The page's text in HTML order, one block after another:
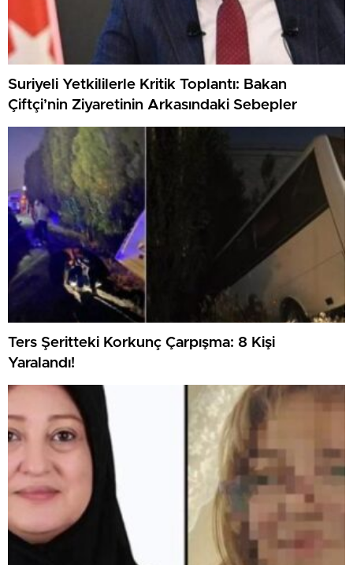
Suriyeli Yetkililerle Kritik Toplantı: Bakan
Çiftçi’nin Ziyaretinin Arkasındaki Sebepler
Ters Şeritteki Korkunç Çarpışma: 8 Kişi
Yaralandı!